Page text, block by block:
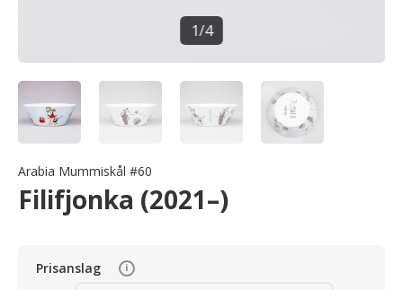
1/4
Arabia Mummiskål #60
Filifjonka (2021–)
Prisanslag i